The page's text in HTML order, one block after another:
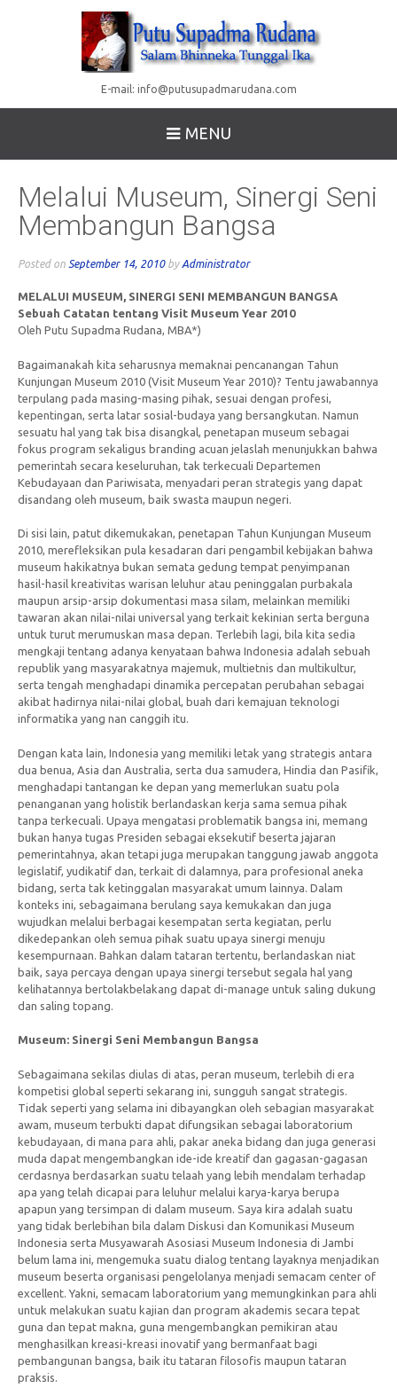
E-mail: info@putusupadmarudana.com
MENU
Melalui Museum, Sinergi Seni
Membangun Bangsa
Posted on September 14, 2010by Administrator
MELALUI MUSEUM, SINERGI SENI MEMBANGUN BANGSA
Sebuah Catatan tentang Visit Museum Year 2010
Oleh Putu Supadma Rudana, MBA*)
Bagaimanakah kita seharusnya memaknai pencanangan Tahun
Kunjungan Museum 2010 (Visit Museum Year 2010)? Tentu jawabannya
terpulang pada masing-masing pihak, sesuai dengan profesi,
kepentingan, serta latar sosial-budaya yang bersangkutan. Namun
sesuatu hal yang tak bisa disangkal, penetapan museum sebagai
fokus program sekaligus branding acuan jelaslah menunjukkan bahwa
pemerintah secara keseluruhan, tak terkecuali Departemen
Kebudayaan dan Pariwisata, menyadari peran strategis yang dapat
disandang oleh museum, baik swasta maupun negeri.
Di sisi lain, patut dikemukakan, penetapan Tahun Kunjungan Museum
2010, merefleksikan pula kesadaran dari pengambil kebijakan bahwa
museum hakikatnya bukan semata gedung tempat penyimpanan
hasil-hasil kreativitas warisan leluhur atau peninggalan purbakala
maupun arsip-arsip dokumentasi masa silam, melainkan memiliki
tawaran akan nilai-nilai universal yang terkait kekinian serta berguna
untuk turut merumuskan masa depan. Terlebih lagi, bila kita sedia
mengkaji tentang adanya kenyataan bahwa Indonesia adalah sebuah
republik yang masyarakatnya majemuk, multietnis dan multikultur,
serta tengah menghadapi dinamika percepatan perubahan sebagai
akibat hadirnya nilai-nilai global, buah dari kemajuan teknologi
informatika yang nan canggih itu.
Dengan kata lain, Indonesia yang memiliki letak yang strategis antara
dua benua, Asia dan Australia, serta dua samudera, Hindia dan Pasifik,
menghadapi tantangan ke depan yang memerlukan suatu pola
penanganan yang holistik berlandaskan kerja sama semua pihak
tanpa terkecuali. Upaya mengatasi problematik bangsa ini, memang
bukan hanya tugas Presiden sebagai eksekutif beserta jajaran
pemerintahnya, akan tetapi juga merupakan tanggung jawab anggota
legislatif, yudikatif dan, terkait di dalamnya, para profesional aneka
bidang, serta tak ketinggalan masyarakat umum lainnya. Dalam
konteks ini, sebagaimana berulang saya kemukakan dan juga
wujudkan melalui berbagai kesempatan serta kegiatan, perlu
dikedepankan oleh semua pihak suatu upaya sinergi menuju
kesempurnaan. Bahkan dalam tataran tertentu, berlandaskan niat
baik, saya percaya dengan upaya sinergi tersebut segala hal yang
kelihatannya bertolakbelakang dapat di-manage untuk saling dukung
dan saling topang.
Museum: Sinergi Seni Membangun Bangsa
Sebagaimana sekilas diulas di atas, peran museum, terlebih di era
kompetisi global seperti sekarang ini, sungguh sangat strategis.
Tidak seperti yang selama ini dibayangkan oleh sebagian masyarakat
awam, museum terbukti dapat difungsikan sebagai laboratorium
kebudayaan, di mana para ahli, pakar aneka bidang dan juga generasi
muda dapat mengembangkan ide-ide kreatif dan gagasan-gagasan
cerdasnya berdasarkan suatu telaah yang lebih mendalam terhadap
apa yang telah dicapai para leluhur melalui karya-karya berupa
apapun yang tersimpan di dalam museum. Saya kira adalah suatu
yang tidak berlebihan bila dalam Diskusi dan Komunikasi Museum
Indonesia serta Musyawarah Asosiasi Museum Indonesia di Jambi
belum lama ini, mengemuka suatu dialog tentang layaknya menjadikan
museum beserta organisasi pengelolanya menjadi semacam center of
excellent. Yakni, semacam laboratorium yang memungkinkan para ahli
untuk melakukan suatu kajian dan program akademis secara tepat
guna dan tepat makna, guna mengembangkan pemikiran atau
menghasilkan kreasi-kreasi inovatif yang bermanfaat bagi
pembangunan bangsa, baik itu tataran filosofis maupun tataran
praksis.